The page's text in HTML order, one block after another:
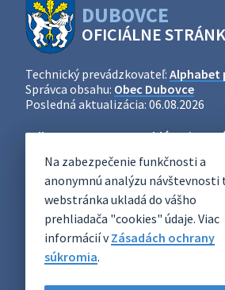
Na zabezpečenie funkčnosti a
anonymnú analýzu návštevnosti
webstránka ukladá do vášho
prehliadača "cookies" údaje. Viac
informácií vZásadách ochrany
súkromia.
DUBOVCE
OFICIÁLNE
Technický prevádzkovateľ: Alphabet
Správca obsahu: Obec Dubovce
Posledná aktualizácia: 06.08.2026
Odber RSS
Mapa
Vyhlásenie o
Zásady ochrany osobných údajov